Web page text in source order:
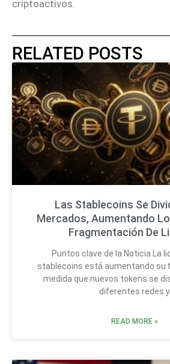
criptoactivos.
RELATED POSTS
Las Stablecoins Se
Mercados, Aumentando
Fragmentación De
Puntos clave de la Noticia La
stablecoins está aumentando su
medida que nuevos tokens se
diferentes redes y
READ MORE »